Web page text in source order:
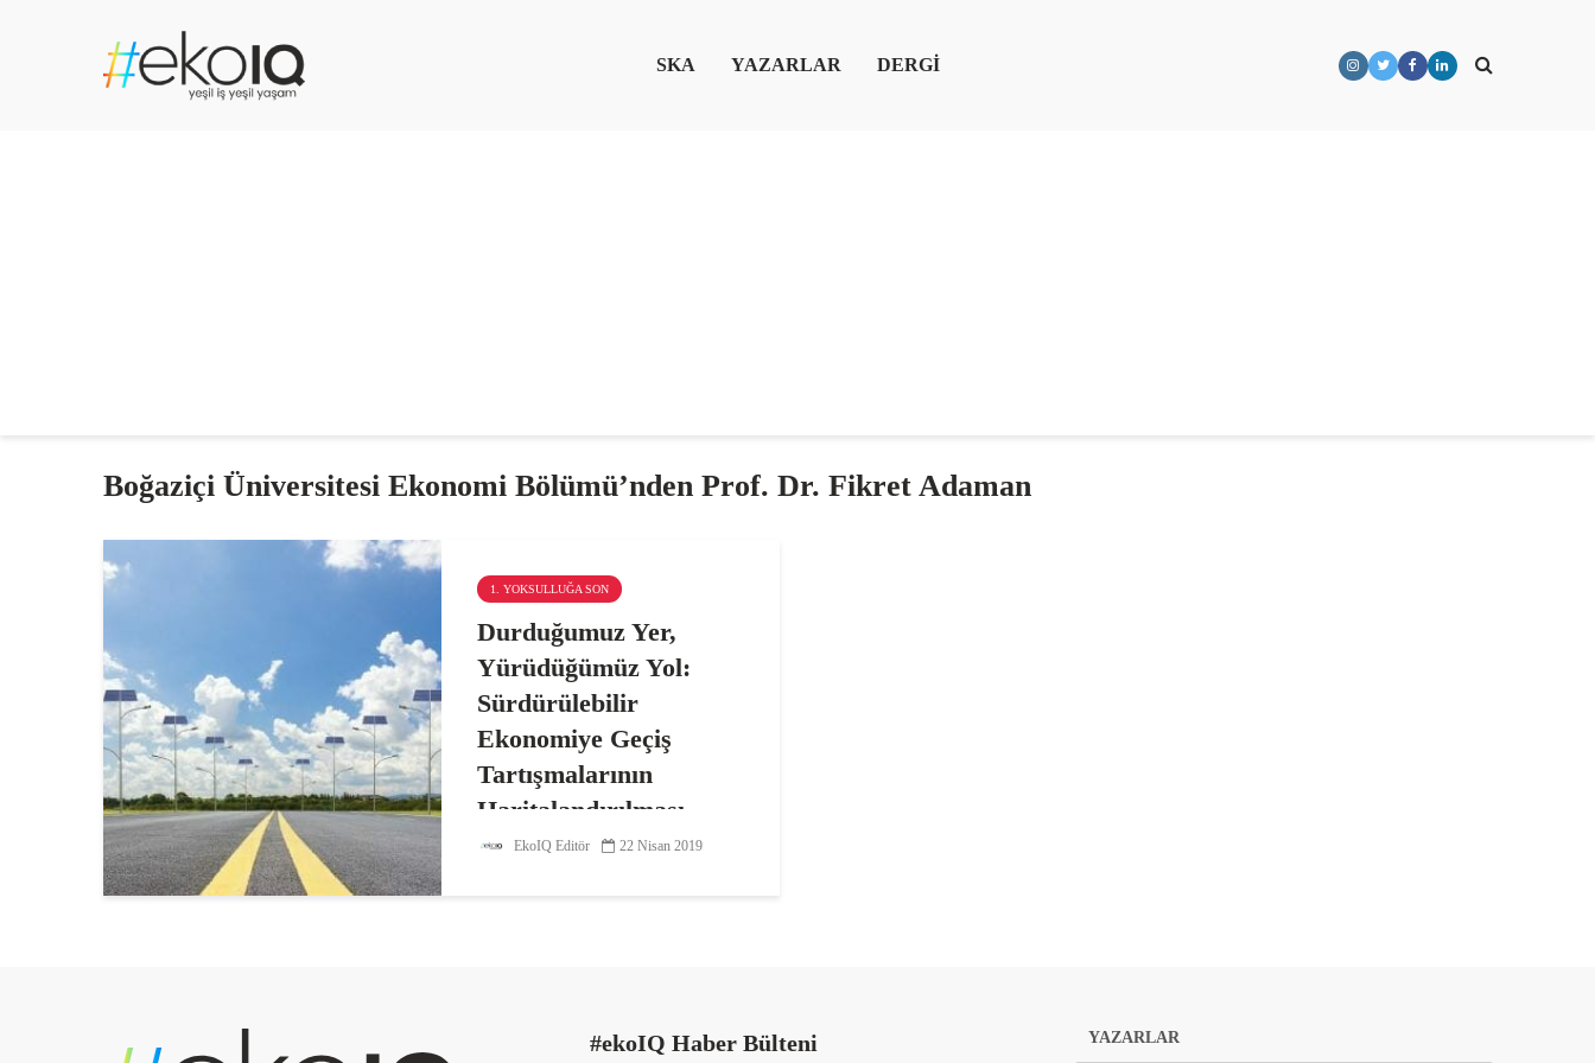
SKA YAZARLAR DERGİ
Boğaziçi Üniversitesi Ekonomi Bölümü’nden Prof. Dr. Fikret Adaman
1. YOKSULLUĞA SON
Durduğumuz Yer,
Yürüdüğümüz Yol:
Sürdürülebilir
Ekonomiye Geçiş
Tartışmalarının
Haritalandırılması
Düşük karbonlu ve sürdürülebilir
EkoIQ Editör 22 Nisan 2019
#ekoIQ Haber Bülteni YAZARLAR